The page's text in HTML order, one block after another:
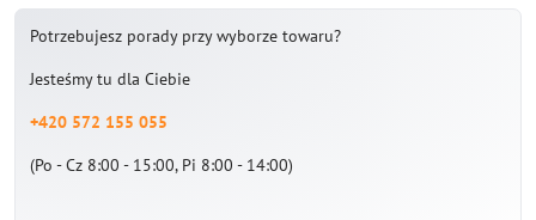
Potrzebujesz porady przy wyborze towaru?
Jesteśmy tu dla Ciebie
+420 572 155 055
(Po - Cz 8:00 - 15:00, Pi 8:00 - 14:00)